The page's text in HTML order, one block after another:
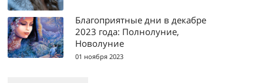
Благоприятные дни в декабре
2023 года: Полнолуние,
Новолуние
01 ноября 2023